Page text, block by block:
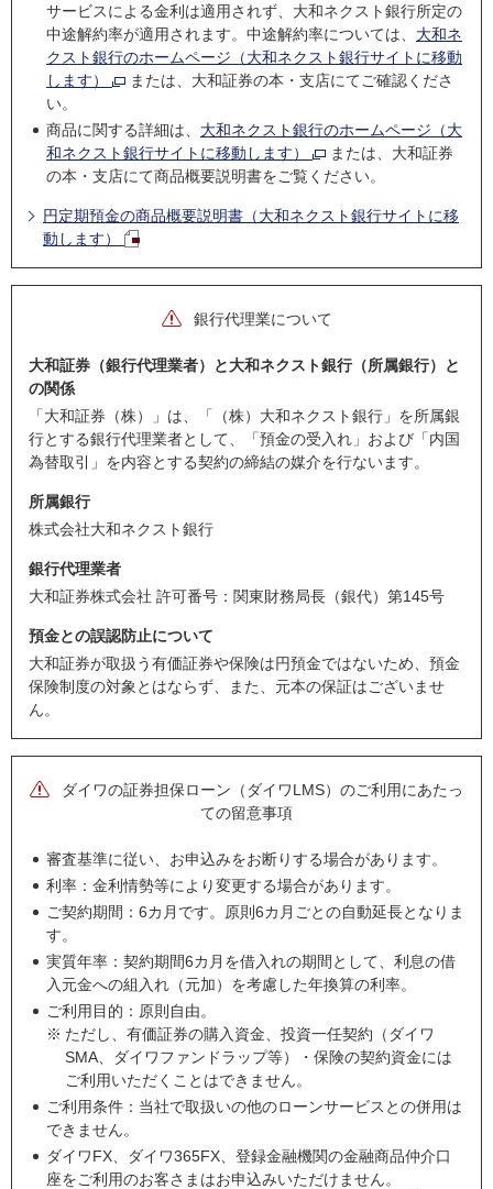
サービスによる金利は適用されず、大和ネクスト銀行所定の
中途解約率が適用されます。中途解約率については、 大和ネ
クスト銀行のホームページ（大和ネクスト銀行サイトに移動
します）
または、大和証券の本・支店にてご確認くださ
い。
商品に関する詳細は、 大和ネクスト銀行のホームページ（大
和ネクスト銀行サイトに移動します）
または、大和証券
の本・支店にて商品概要説明書をご覧ください。
円定期預金の商品概要説明書（大和ネクスト銀行サイトに移
動します）
銀行代理業について
大和証券（銀行代理業者）と大和ネクスト銀行（所属銀行）と
の関係
「大和証券（株）」は、「（株）大和ネクスト銀行」を所属銀
行とする銀行代理業者として、「預金の受入れ」および「内国
為替取引」を内容とする契約の締結の媒介を行ないます。
所属銀行
株式会社大和ネクスト銀行
銀行代理業者
大和証券株式会社 許可番号：関東財務局長（銀代）第145号
預金との誤認防止について
大和証券が取扱う有価証券や保険は円預金ではないため、預金
保険制度の対象とはならず、また、元本の保証はございませ
ん。
ダイワの証券担保ローン（ダイワLMS）のご利用にあたっ
ての留意事項
審査基準に従い、お申込みをお断りする場合があります。
利率：金利情勢等により変更する場合があります。
ご契約期間：6カ月です。原則6カ月ごとの自動延長となりま
す。
実質年率：契約期間6カ月を借入れの期間として、利息の借
入元金への組入れ（元加）を考慮した年換算の利率。
ご利用目的：原則自由。
※ ただし、有価証券の購入資金、投資一任契約（ダイワ
SMA、ダイワファンドラップ等）・保険の契約資金には
ご利用いただくことはできません。
ご利用条件：当社で取扱いの他のローンサービスとの併用は
できません。
ダイワFX、ダイワ365FX、登録金融機関の金融商品仲介口
座をご利用のお客さまはお申込みいただけません。